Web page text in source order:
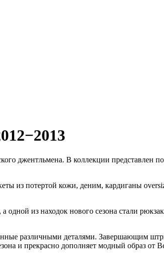
джентльмена. В коллекции представлен
из потертой кожи, деним, кардиганы
из находок нового сезона стали
различными деталями. Завершающим
и прекрасно дополняет модный образ от